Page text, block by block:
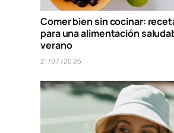
Comer bien sin cocinar:
para una alimentación
verano
21/07/2026